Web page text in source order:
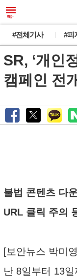
#전체기사 #피
SR, ‘개인
캠페인 전
불법 콘텐츠 다
URL 클릭 주의
[보안뉴스 박미
난 8일부터 13